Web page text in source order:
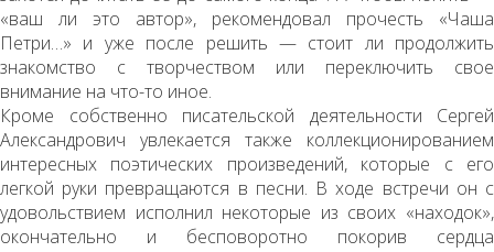
«ваш ли это автор», рекомендовал прочесть «Чаша
Петри…» и уже после решить — стоит ли продолжить
знакомство с творчеством или переключить свое
внимание на что-то иное.
Кроме собственно писательской деятельности Сергей
Александрович увлекается также коллекционированием
интересных поэтических произведений, которые с его
легкой руки превращаются в песни. В ходе встречи он с
удовольствием исполнил некоторые из своих «находок»,
окончательно и бесповоротно покорив сердца